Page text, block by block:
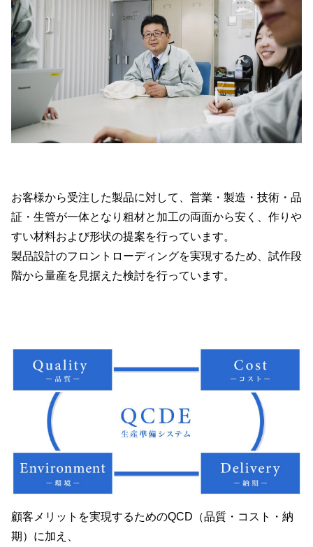
お客様から受注した製品に対して、営業・製造・技術・品
証・生管が一体となり粗材と加工の両面から安く、作りや
すい材料および形状の提案を行っています。
製品設計のフロントローディングを実現するため、試作段
階から量産を見据えた検討を行っています。
顧客メリットを実現するためのQCD（品質・コスト・納
期）に加え、